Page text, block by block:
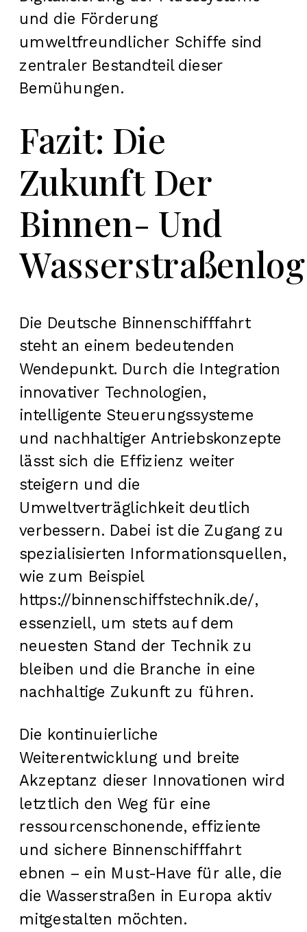
und die Förderung
umweltfreundlicher Schiffe sind
zentraler Bestandteil dieser
Bemühungen.
Fazit: Die
Zukunft Der
Binnen- Und
Die Deutsche Binnenschifffahrt
steht an einem bedeutenden
Wendepunkt. Durch die Integration
innovativer Technologien,
intelligente Steuerungssysteme
und nachhaltiger Antriebskonzepte
lässt sich die Effizienz weiter
steigern und die
Umweltverträglichkeit deutlich
verbessern. Dabei ist die Zugang zu
spezialisierten Informationsquellen,
wie zum Beispiel
https://binnenschiffstechnik.de/,
essenziell, um stets auf dem
neuesten Stand der Technik zu
bleiben und die Branche in eine
nachhaltige Zukunft zu führen.
Die kontinuierliche
Weiterentwicklung und breite
Akzeptanz dieser Innovationen wird
letztlich den Weg für eine
ressourcenschonende, effiziente
und sichere Binnenschifffahrt
ebnen – ein Must-Have für alle, die
die Wasserstraßen in Europa aktiv
mitgestalten möchten.